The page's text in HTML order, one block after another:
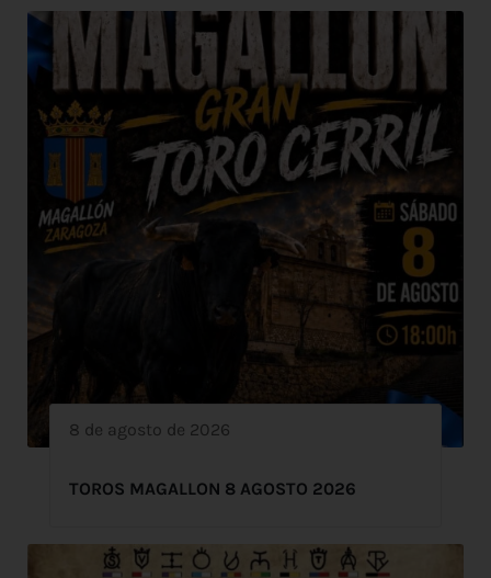
8 de agosto de 2026
TOROS MAGALLON 8 AGOSTO 2026